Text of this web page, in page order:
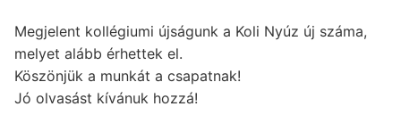
Megjelent kollégiumi újságunk a Koli Nyúz új száma,
melyet alább érhettek el.
Köszönjük a munkát a csapatnak!
Jó olvasást kívánuk hozzá!